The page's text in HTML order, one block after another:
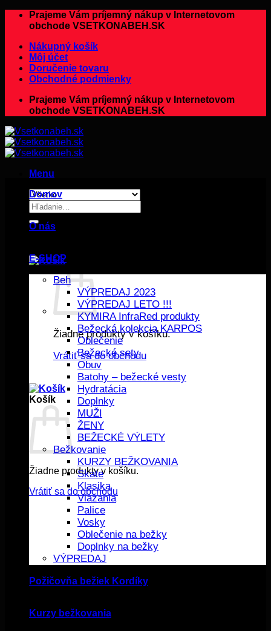
PreskočiťPrajeme Vám príjemný nákup v Internetovom
obchode VSETKONABEH.SK
Nákupný košík
Môj účet
Doručenie tovaru
Obchodné podmienky
Prajeme Vám príjemný nákup v Internetovom
obchode VSETKONABEH.SK
Menu
Hľadať:
Žiadne produkty v košíku.
Vrátiť sa do obchodu
Košík
Žiadne produkty v košíku.
Vrátiť sa do obchodu
Domov
O nás
E-SHOP
Beh
VÝPREDAJ 2023
VÝPREDAJ LETO !!!
KYMIRA InfraRed produkty
Bežecká kolekcia KARPOS
Oblečenie
Bežecké sety
Obuv
Batohy – bežecké vesty
Hydratácia
Doplnky
MUŽI
ŽENY
BEŽECKÉ VÝLETY
Bežkovanie
KURZY BEŽKOVANIA
Skate
Klasika
Viazania
Palice
Vosky
Oblečenie na bežky
Doplnky na bežky
VÝPREDAJ
Požičovňa bežiek Kordíky
Kurzy bežkovania